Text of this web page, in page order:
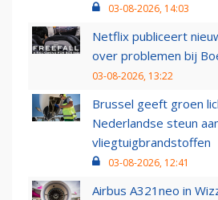
03-08-2026, 14:03
Netflix publiceert
over problemen bij
03-08-2026, 13:22
Brussel geeft groen
Nederlandse steun
vliegtuigbrandstoffen
03-08-2026, 12:41
Airbus A321neo in